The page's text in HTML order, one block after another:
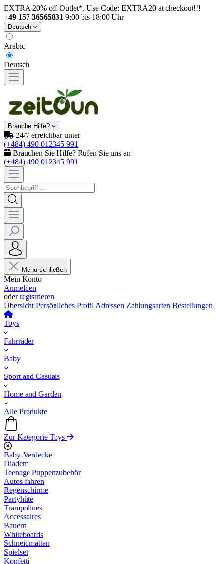
EXTRA 20% off Outlet*. Use Code: EXTRA20 at checkout!!!
+49 157 36565831 9:00 bis 18:00 Uhr
Deutsch
Arabic
Deutsch
Brauche Hilfe?
24/7 erreichbar unter
(+484) 490 012345 991
Brauchen Sie Hilfe? Rufen Sie uns an
(+484) 490 012345 991
Menü schließen
Mein Konto
Anmelden
oderregistrieren
Übersicht Persönliches Profil Adressen Zahlungsarten Bestellungen
Toys
Fahrräder
Baby
Sport and Casuals
Home and Garden
Alle Produkte
Zur Kategorie Toys
Baby-Verdecke
Diadem
Teenage Puppenzubehör
Autos fahren
Regenschirme
Partyhüte
Trampolines
Accessoires
Bauern
Whiteboards
Schneidmatten
Spielset
Konfetti